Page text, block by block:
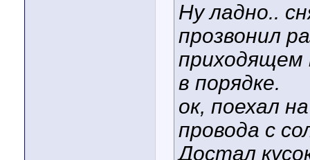
Ну ладно..
прозвонил
приходящем
в порядке.
ок, поехал
провода с
Достал